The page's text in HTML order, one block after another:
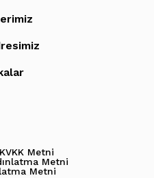
Metni
Metni
Metni